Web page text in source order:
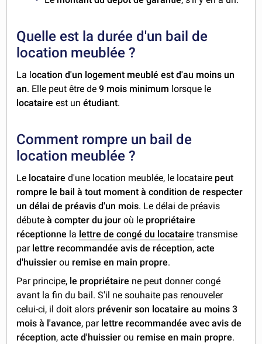
Quelle est la durée d'un bail de
location meublée ?
La location d'un logement meublé est d'au moins un
an. Elle peut être de9 mois minimum lorsque le
locataireest unétudiant.
Comment rompre un bail de
location meublée ?
Le locataired'une location meublée, le locataire peut
rompre le bail à tout moment à condition de respecter
un délai de préavis d'un mois. Le délai de préavis
débuteà compter du jouroù le propriétaire
réceptionne la lettre de congé du locataire transmise
par lettre recommandée avis de réception,acte
d'huissier ou remise en main propre.
Par principe, le propriétaire ne peut donner congé
avant la fin du bail. S'il ne souhaite pas renouveler
celui-ci, il doit alors prévenir son locataire au moins 3
mois à l'avance, par lettre recommandée avec avis de
réception,acte d'huissier ou remise en main propre.